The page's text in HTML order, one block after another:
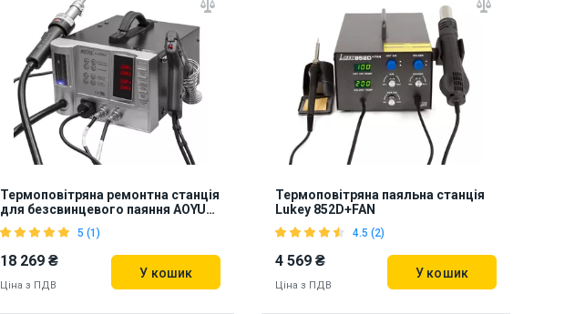
Наявність на складі: Львів
893075
Наявність на складі:
893958
Термоповітряна ремонтна станція
для безсвинцевого паяння AOYUE
2703A+
5 (1)
18 269 ₴
Ціна з ПДВ
У кошик
Термоповітряна паяльна станція
Lukey 852D+FAN
4.5 (2)
4 569 ₴
Ціна з ПДВ
У кошик